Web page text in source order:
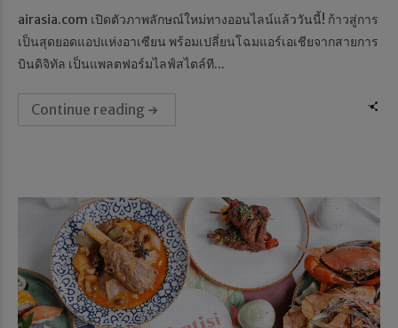
airasia.com เปิดตัวภาพลักษณ์ใหม่ทางออนไลน์แล้ววันนี้! ก้าวสู่การ
เป็นสุดยอดแอปแห่งอาเซียน พร้อมเปลี่ยนโฉมแอร์เอเชียจากสายการ
บินดิจิทัล เป็นแพลตฟอร์มไลฟ์สไตล์ที...
Continue reading